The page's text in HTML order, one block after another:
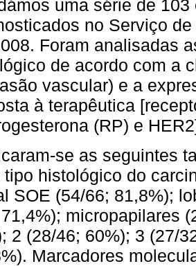
uma série de
no Serviço
Foram analisadas
de acordo com a
vascular) e a
à terapêutica
(RP) e
se as seguintes
tipo histológico do
SOE (54/66; 81,8%);
micropapilares
2 (28/46; 60%); 3 (27/
Marcadores